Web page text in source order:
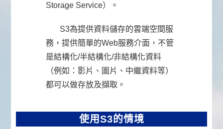
Storage Service）。
S3為提供資料儲存的雲端空間服
務，提供簡單的Web服務介面，不管
是結構化/半結構化/非結構化資料
（例如：影片、圖片、中繼資料等）
都可以做存放及擷取。
使用S3的情境